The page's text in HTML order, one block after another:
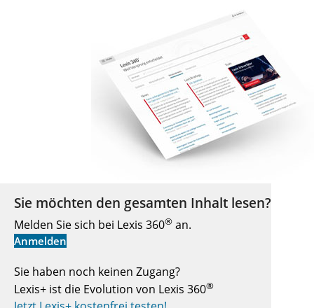
Sie möchten den gesamten Inhalt lesen?
Melden Sie sich bei Lexis 360® an.
Anmelden
Sie haben noch keinen Zugang?
Lexis+ ist die Evolution von Lexis 360®